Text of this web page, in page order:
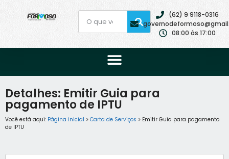
(62) 9 9118-0316
08:00 às 17:00
Detalhes: Emitir Guia para
pagamento de IPTU
Você está aqui: Página inicial > Carta de Serviços > Emitir Guia para pagamento
de IPTU